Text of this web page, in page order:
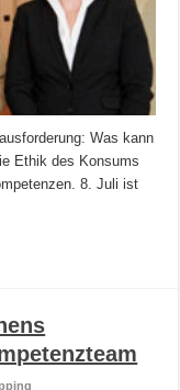
Was kann
Ethik des Konsums
8. Juli ist